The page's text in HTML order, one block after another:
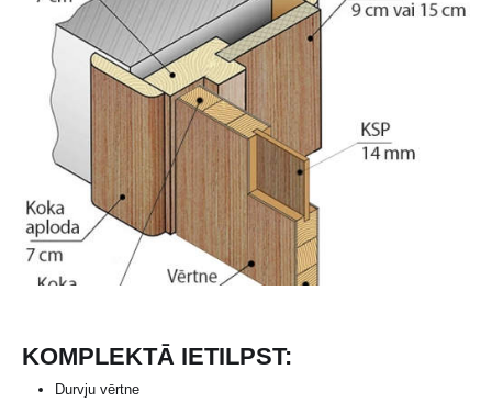
KOMPLEKTĀ IETILPST:
Durvju vērtne